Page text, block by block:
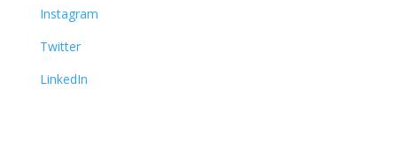
Instagram
Twitter
LinkedIn